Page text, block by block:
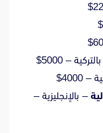
– 5000$
4000$
– بالإنجليزية –